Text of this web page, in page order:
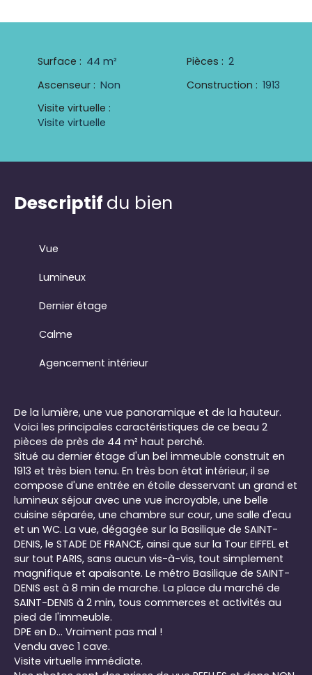
Surface : 44 m² Pièces : 2
Ascenseur : Non Construction : 1913
Visite virtuelle :
Visite virtuelle
Descriptif du bien
Vue
Lumineux
Dernier étage
Calme
Agencement intérieur
De la lumière, une vue panoramique et de la hauteur.
Voici les principales caractéristiques de ce beau 2
pièces de près de 44 m² haut perché.
Situé au dernier étage d'un bel immeuble construit en
1913 et très bien tenu. En très bon état intérieur, il se
compose d'une entrée en étoile desservant un grand et
lumineux séjour avec une vue incroyable, une belle
cuisine séparée, une chambre sur cour, une salle d'eau
et un WC. La vue, dégagée sur la Basilique de SAINT-
DENIS, le STADE DE FRANCE, ainsi que sur la Tour EIFFEL et
sur tout PARIS, sans aucun vis-à-vis, tout simplement
magnifique et apaisante. Le métro Basilique de SAINT-
DENIS est à 8 min de marche. La place du marché de
SAINT-DENIS à 2 min, tous commerces et activités au
pied de l'immeuble.
DPE en D... Vraiment pas mal !
Vendu avec 1 cave.
Visite virtuelle immédiate.